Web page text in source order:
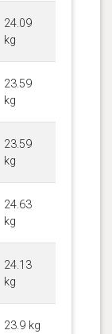
24.09
kg
23.59
kg
23.59
kg
24.63
kg
24.13
kg
23.9 kg